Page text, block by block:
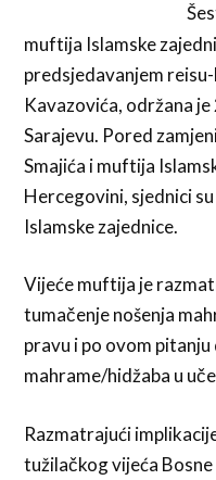
muftija Islamske
predsjedavanjem
Kavazovića, održana
Sarajevu. Pored
Smajića i muftija
Hercegovini, sjednici
Islamske zajednice.
Vijeće muftija je
tumačenje nošenja
pravu i po ovom
mahrame/hidžaba u
Razmatrajući
tužilačkog vijeća